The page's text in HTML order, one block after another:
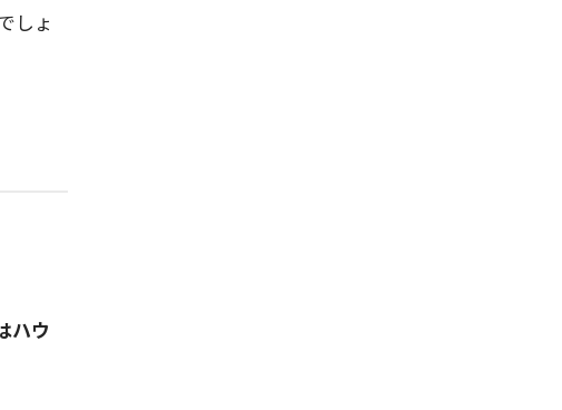
しょ
ハウ